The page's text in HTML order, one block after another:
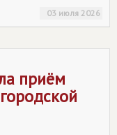
03 июля 2026
приём